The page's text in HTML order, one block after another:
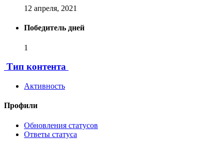
12 апреля, 2021
Победитель дней
1
Тип контента
Активность
Профили
Обновления статусов
Ответы статуса